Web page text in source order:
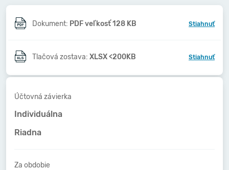
Dokument: PDF veľkosť 128 KB Stiahnuť
Tlačová zostava: XLSX <200KB Stiahnuť
Účtovná závierka
Individuálna
Riadna
Za obdobie